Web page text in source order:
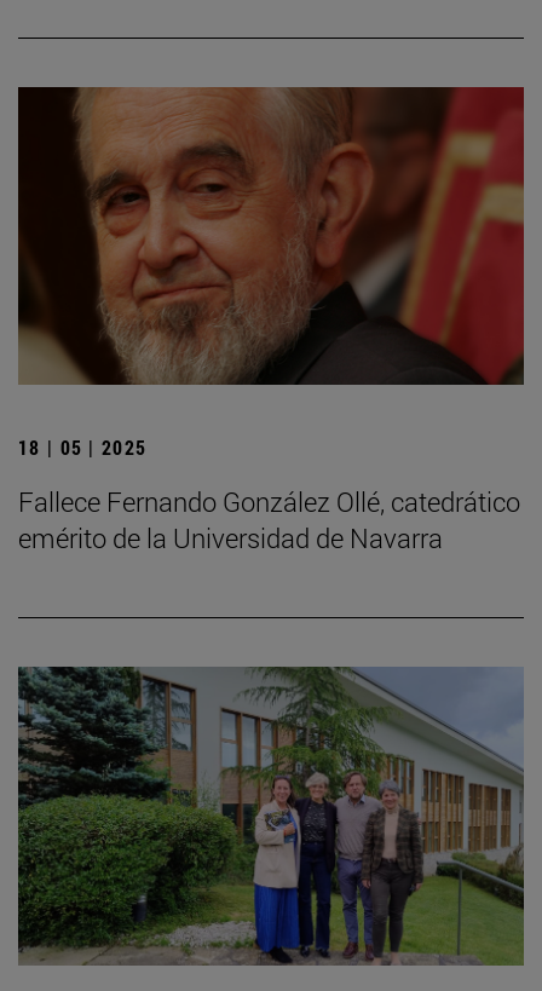
18 | 05 | 2025
Fallece Fernando González Ollé, catedrático
emérito de la Universidad de Navarra